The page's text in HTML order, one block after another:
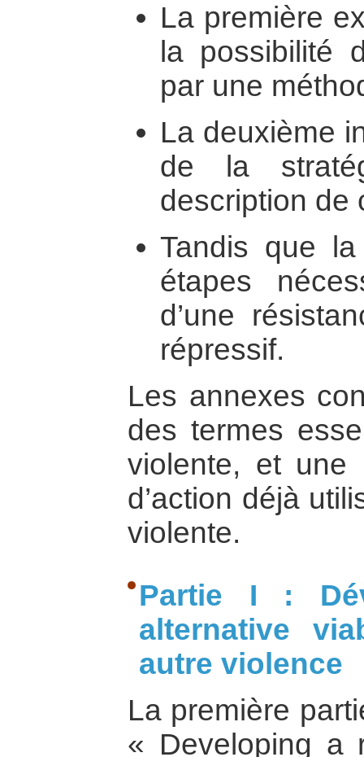
La première
la possibilité
par une
La deuxième
de la
description de
Tandis que
étapes
d’une
répressif.
Les annexes
des termes
violente, et une
d’action déjà
violente.
Partie I :
alternative
autre violence
La première
« Developing a